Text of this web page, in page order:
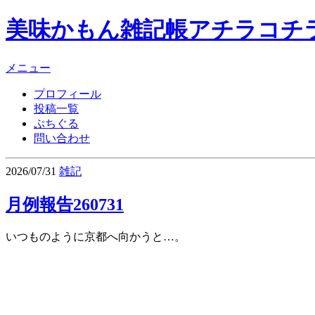
美味かもん雑記帳アチラコチ
メニュー
プロフィール
投稿一覧
ぷちぐる
問い合わせ
2026/07/31 雑記
月例報告260731
いつものように京都へ向かうと…。